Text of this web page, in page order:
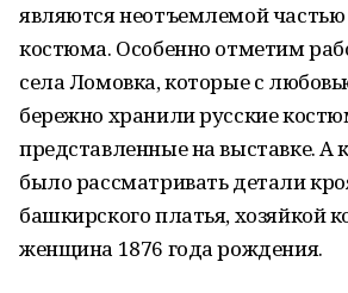
являются неотъемлемой
костюма. Особенно отметим
села Ломовка, которые с
бережно хранили русские
представленные на выставке. А
было рассматривать детали
башкирского платья, хозяйкой
женщина 1876 года рождения.